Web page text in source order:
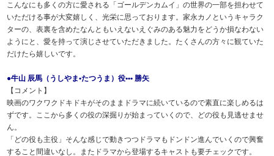
こんなにも多くの方に愛される「ゴールデンカムイ」の世界の一部を担わせて
いただける事が大変嬉しく、光栄に思っております。家永カノというキャラク
ターの、表裏を含めたなんともいえないえぐみのある魅力をどうか損なわない
ようにと、愛を持って演じさせていただきました。たくさんの方々に観ていた
だけたら嬉しいです。
●牛山 辰馬（うしやま•たつうま）役••• 勝矢
【コメント】
映画のワクワクドキドキがそのままドラマに続いているので素直に楽しめるは
ずです。ここから多くの役の深掘りが始まっていくので、どの役も見逃せませ
ん。
「どの役も主役」そんな感じで動きつつドラマもドンドン進んでいくので興奮
すること間違いなし。またドラマから登場するキャストも要チェックです。